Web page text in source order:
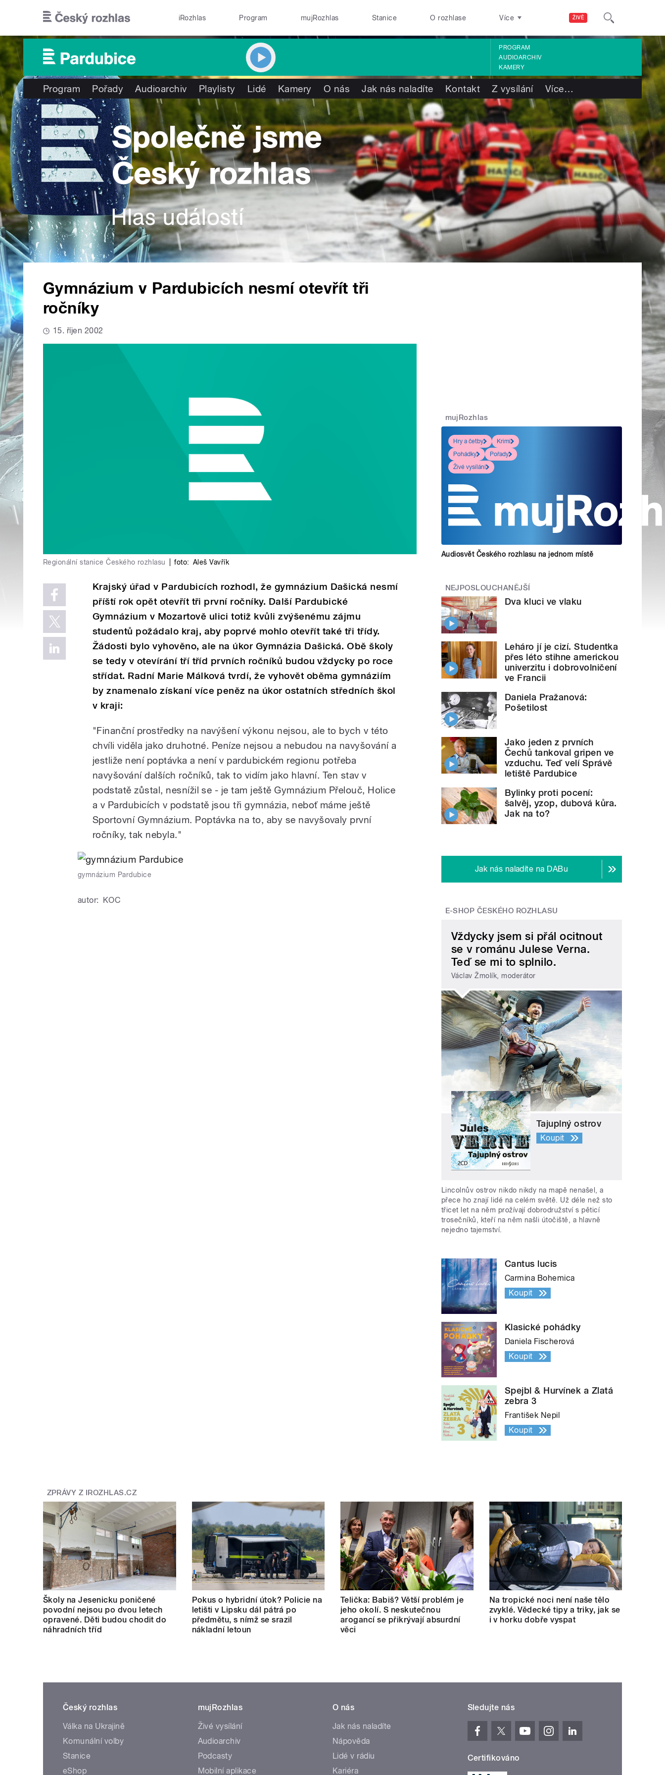
ŽIVĚ
iRozhlas Program mujRozhlas Stanice O rozhlase Více
PROGRAM
AUDIOARCHIV
KAMERY
Program Pořady Audioarchiv Playlisty Lidé Kamery O nás Jak nás naladíte Kontakt Z vysílání Více…
Gymnázium v Pardubicích nesmí otevřít tři
ročníky
15. říjen 2002
Regionální stanice Českého rozhlasu foto: Aleš Vavřík
Krajský úřad v Pardubicích rozhodl, že gymnázium Dašická nesmí
příští rok opět otevřít tři první ročníky. Další Pardubické
Gymnázium v Mozartově ulici totiž kvůli zvýšenému zájmu
studentů požádalo kraj, aby poprvé mohlo otevřít také tři třídy.
Žádosti bylo vyhověno, ale na úkor Gymnázia Dašická. Obě školy
se tedy v otevírání tří tříd prvních ročníků budou vždycky po roce
střídat. Radní Marie Málková tvrdí, že vyhovět oběma gymnáziím
by znamenalo získaní více peněz na úkor ostatních středních škol
v kraji:
"Finanční prostředky na navýšení výkonu nejsou, ale to bych v této
chvíli viděla jako druhotné. Peníze nejsou a nebudou na navyšování a
jestliže není poptávka a není v pardubickém regionu potřeba
navyšování dalších ročníků, tak to vidím jako hlavní. Ten stav v
podstatě zůstal, nesnížil se - je tam ještě Gymnázium Přelouč, Holice
a v Pardubicích v podstatě jsou tři gymnázia, neboť máme ještě
Sportovní Gymnázium. Poptávka na to, aby se navyšovaly první
ročníky, tak nebyla."
gymnázium Pardubice
autor: KOC
mujRozhlas
Hry a četby
Krimi
Pohádky
Pořady
Živé vysílání
Audiosvět Českého rozhlasu na jednom místě
NEJPOSLOUCHANĚJŠÍ
Dva kluci ve vlaku
Leháro jí je cizí. Studentka
přes léto stihne americkou
univerzitu i dobrovolničení
ve Francii
Daniela Pražanová:
Pošetilost
Jako jeden z prvních
Čechů tankoval gripen ve
vzduchu. Teď velí Správě
letiště Pardubice
Bylinky proti pocení:
šalvěj, yzop, dubová kůra.
Jak na to?
Jak nás naladíte na DABu
E-SHOP ČESKÉHO ROZHLASU
Vždycky jsem si přál ocitnout
se v románu Julese Verna.
Teď se mi to splnilo.
Václav Žmolík, moderátor
Tajuplný ostrov
Koupit
Lincolnův ostrov nikdo nikdy na mapě nenašel, a
přece ho znají lidé na celém světě. Už déle než sto
třicet let na něm prožívají dobrodružství s pěticí
trosečníků, kteří na něm našli útočiště, a hlavně
nejedno tajemství.
Cantus lucis
Carmina Bohemica
Koupit
Klasické pohádky
Daniela Fischerová
Koupit
Spejbl & Hurvínek a Zlatá
zebra 3
František Nepil
Koupit
ZPRÁVY Z IROZHLAS.CZ
Školy na Jesenicku poničené
povodní nejsou po dvou letech
opravené. Děti budou chodit do
náhradních tříd
Pokus o hybridní útok? Policie na
letišti v Lipsku dál pátrá po
předmětu, s nímž se srazil
nákladní letoun
Telička: Babiš? Větší problém je
jeho okolí. S neskutečnou
arogancí se přikrývají absurdní
věci
Na tropické noci není naše tělo
zvyklé. Vědecké tipy a triky, jak se
i v horku dobře vyspat
Český rozhlas
Válka na Ukrajině
Komunální volby
Stanice
eShop
mujRozhlas
Živé vysílání
Audioarchiv
Podcasty
Mobilní aplikace
O nás
Jak nás naladíte
Nápověda
Lidé v rádiu
Kariéra
Sledujte nás
Certifikováno